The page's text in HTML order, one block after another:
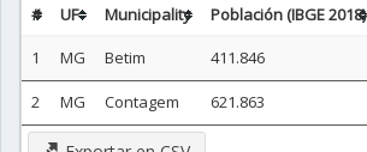
# UF Municipality Población (IBGE 2018)
1
MG Betim 411.846
2 MG Contagem 621.863